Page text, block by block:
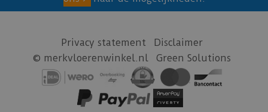
Privacy statement
Disclaimer
© merkvloerenwinkel.nl
Green Solutions